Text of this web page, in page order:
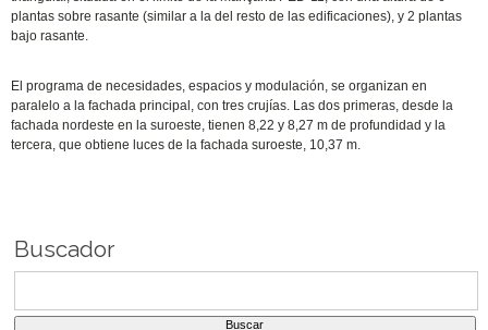
plantas sobre rasante (similar a la del resto de las edificaciones), y 2 plantas
bajo rasante.
El programa de necesidades, espacios y modulación, se organizan en
paralelo a la fachada principal, con tres crujías. Las dos primeras, desde la
fachada nordeste en la suroeste, tienen 8,22 y 8,27 m de profundidad y la
tercera, que obtiene luces de la fachada suroeste, 10,37 m.
Buscador